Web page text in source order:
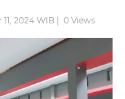
2024 WIB | 0Views